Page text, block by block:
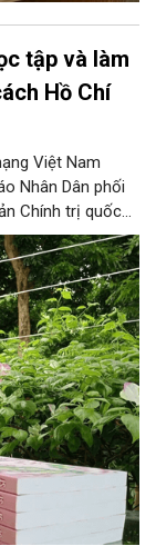
tập và làm
Hồ Chí
Việt Nam
Nhân Dân phối
Chính trị quốc
(Những điển
đạo đức,
70 bài viết về
theo Bác Hồ, tích
tạo và cống